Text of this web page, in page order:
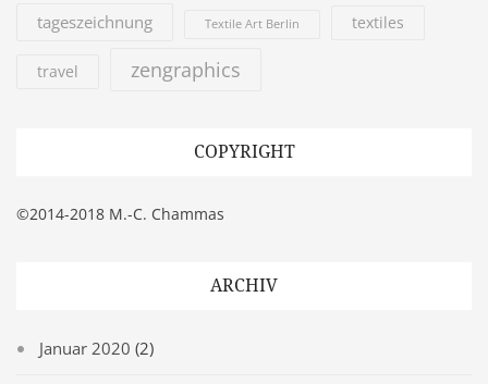
tageszeichnung Textile Art Berlin textiles
travel zengraphics
COPYRIGHT
©2014-2018 M.-C. Chammas
ARCHIV
Januar 2020 (2)